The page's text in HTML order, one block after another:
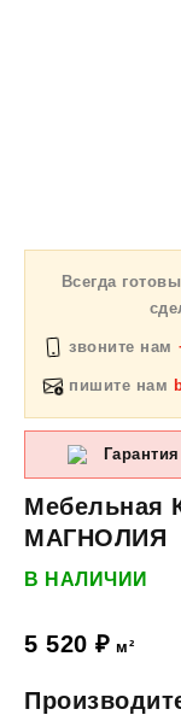
Всегда
звоните нам
пишите нам
Мебельная
МАГНОЛИЯ
В НАЛИЧИИ
5 520 ₽ м²